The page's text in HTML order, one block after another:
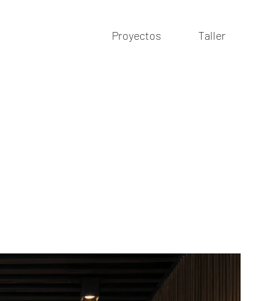
Proyectos Taller